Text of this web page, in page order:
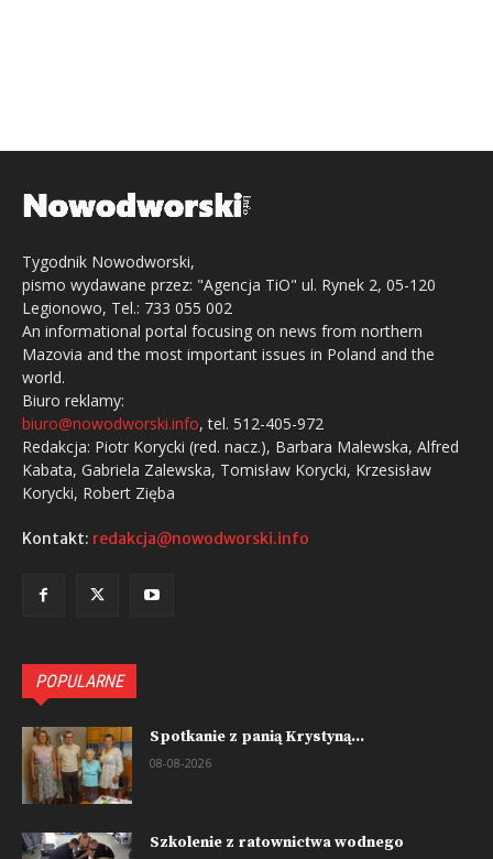
Tygodnik Nowodworski,
pismo wydawane przez: "Agencja TiO" ul. Rynek 2, 05-120
Legionowo, Tel.: 733 055 002
An informational portal focusing on news from northern
Mazovia and the most important issues in Poland and the
world.
Biuro reklamy:
biuro@nowodworski.info, tel. 512-405-972
Redakcja: Piotr Korycki (red. nacz.), Barbara Malewska, Alfred
Kabata, Gabriela Zalewska, Tomisław Korycki, Krzesisław
Korycki, Robert Zięba
Kontakt: redakcja@nowodworski.info
POPULARNE
Spotkanie z panią Krystyną...
08-08-2026
Szkolenie z ratownictwa wodnego